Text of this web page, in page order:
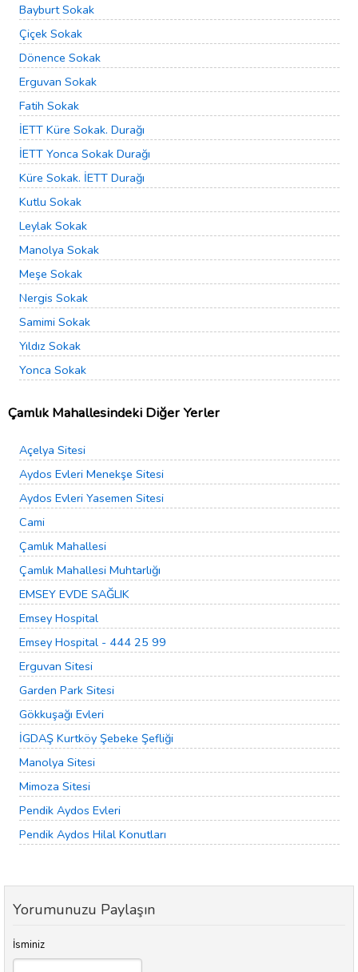
Bayburt Sokak
Çiçek Sokak
Dönence Sokak
Erguvan Sokak
Fatih Sokak
İETT Küre Sokak. Durağı
İETT Yonca Sokak Durağı
Küre Sokak. İETT Durağı
Kutlu Sokak
Leylak Sokak
Manolya Sokak
Meşe Sokak
Nergis Sokak
Samimi Sokak
Yıldız Sokak
Yonca Sokak
Çamlık Mahallesindeki Diğer Yerler
Açelya Sitesi
Aydos Evleri Menekşe Sitesi
Aydos Evleri Yasemen Sitesi
Cami
Çamlık Mahallesi
Çamlık Mahallesi Muhtarlığı
EMSEY EVDE SAĞLIK
Emsey Hospital
Emsey Hospital - 444 25 99
Erguvan Sitesi
Garden Park Sitesi
Gökkuşağı Evleri
İGDAŞ Kurtköy Şebeke Şefliği
Manolya Sitesi
Mimoza Sitesi
Pendik Aydos Evleri
Pendik Aydos Hilal Konutları
Yorumunuzu Paylaşın
İsminiz